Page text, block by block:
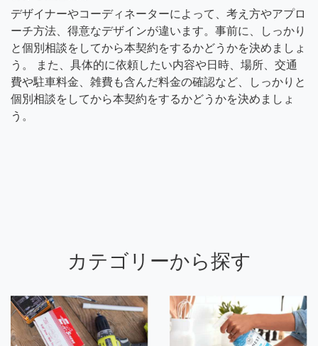
デザイナーやコーディネーターによって、考え方やアプロ
ーチ方法、得意なデザインが違います。事前に、しっかり
と個別相談をしてから本契約をするかどうかを決めましょ
う。 また、具体的に依頼したい内容や日時、場所、交通
費や駐車料金、雑費も含んだ料金の確認など、しっかりと
個別相談をしてから本契約をするかどうかを決めましょ
う。
カテゴリーから探す